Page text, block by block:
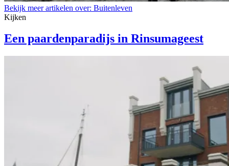
Bekijk meer artikelen over: Buitenleven
Kijken
Een paardenparadijs in Rinsumageest